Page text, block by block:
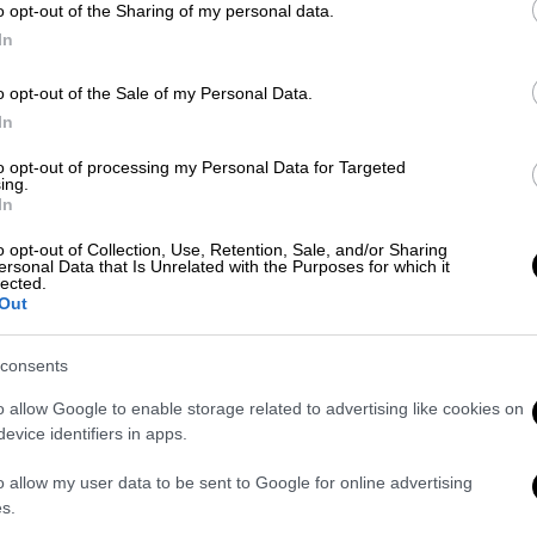
opt-out of the Sharing of my personal data.
opt-out of the Sale of my Personal Data.
opt-out of processing my Personal Data for Targeted
opt-out of Collection, Use, Retention, Sale, and/or Sharing
Data that Is Unrelated with the Purposes for which it
allow Google to enable storage related to advertising like cookies on
identifiers in apps.
allow my user data to be sent to Google for online advertising
τον αριθμό σας! Πώς να το λύσετε
Οι «έμποροι δεδομένων» παρέχουν
όποιον τις ζητήσει - Τα καλά νέα
είναι ότι μπορείτε να κάνετε κάτι γι'
Market
Έρευνα από τη Mastercard: Έξι
στις δέκα ελληνικές επιχειρήσεις
θεωρούν τον κίνδυνο